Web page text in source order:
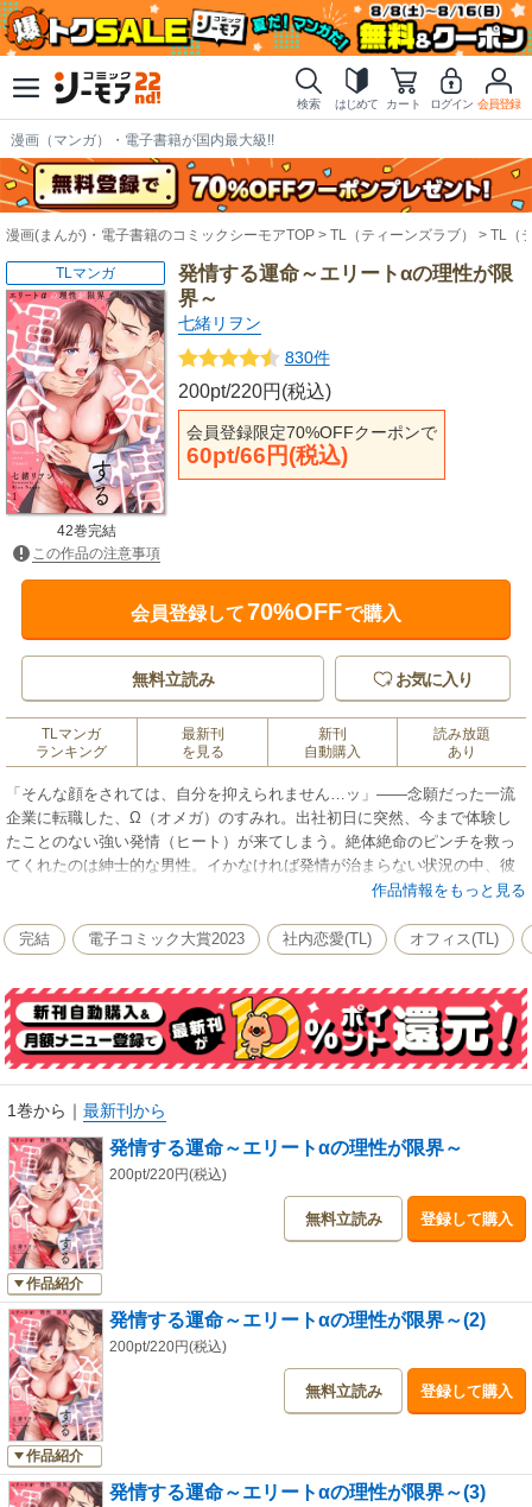
検索 はじめて カート ログイン 会員登録
漫画（マンガ）・電子書籍が国内最大級!!
漫画(まんが)・電子書籍のコミックシーモアTOP TL（ティーンズラブ） TL（
発情する運命～エリートαの理性が限
界～
七緒リヲン
830件
200pt/220円(税込)
会員登録限定70%OFFクーポンで
60pt/66円(税込)
TLマンガ
42巻完結
この作品の注意事項
会員登録して70%OFFで購入
無料立読み お気に入り
TLマンガ
ランキング
最新刊
を見る
新刊
自動購入
読み放題
あり
「そんな顔をされては、自分を抑えられません…ッ」――念願だった一流
企業に転職した、Ω（オメガ）のすみれ。出社初日に突然、今まで体験し
たことのない強い発情（ヒート）が来てしまう。絶体絶命のピンチを救っ
てくれたのは紳士的な男性。イかなければ発情が治まらない状況の中、彼
に触られただけで電気が走ったような快感が体を襲う。太くて長い指でナ
「力を抜いて、僕に任せて」初対面の人なのに、どうしてこんなに気持ち
いいの…？ ――もしも彼が私の“運命”だとしたら。本能に翻弄される艶麗
作品情報をもっと見る
完結 電子コミック大賞2023 社内恋愛(TL) オフィス(TL)
1巻から ｜ 最新刊から
作品紹介
発情する運命～エリートαの理性が限界～
200pt/220円(税込)
無料立読み 登録して購入
作品紹介
発情する運命～エリートαの理性が限界～(2)
200pt/220円(税込)
無料立読み 登録して購入
発情する運命～エリートαの理性が限界～(3)